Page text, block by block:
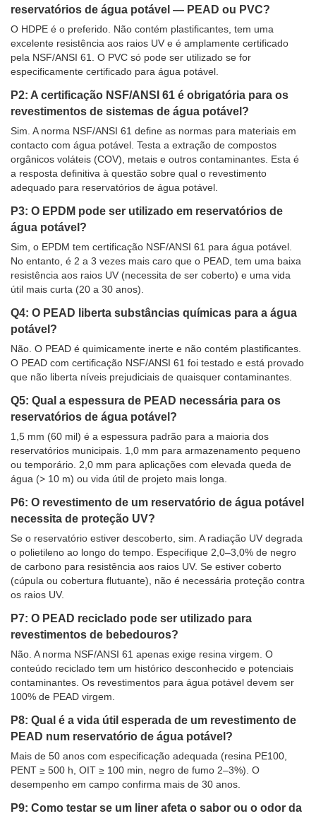
reservatórios de água potável — PEAD ou PVC?
O HDPE é o preferido. Não contém plastificantes, tem uma
excelente resistência aos raios UV e é amplamente certificado
pela NSF/ANSI 61. O PVC só pode ser utilizado se for
especificamente certificado para água potável.
P2: A certificação NSF/ANSI 61 é obrigatória para os
revestimentos de sistemas de água potável?
Sim. A norma NSF/ANSI 61 define as normas para materiais em
contacto com água potável. Testa a extração de compostos
orgânicos voláteis (COV), metais e outros contaminantes. Esta é
a resposta definitiva à questão sobre qual o revestimento
adequado para reservatórios de água potável.
P3: O EPDM pode ser utilizado em reservatórios de
água potável?
Sim, o EPDM tem certificação NSF/ANSI 61 para água potável.
No entanto, é 2 a 3 vezes mais caro que o PEAD, tem uma baixa
resistência aos raios UV (necessita de ser coberto) e uma vida
útil mais curta (20 a 30 anos).
Q4: O PEAD liberta substâncias químicas para a água
potável?
Não. O PEAD é quimicamente inerte e não contém plastificantes.
O PEAD com certificação NSF/ANSI 61 foi testado e está provado
que não liberta níveis prejudiciais de quaisquer contaminantes.
Q5: Qual a espessura de PEAD necessária para os
reservatórios de água potável?
1,5 mm (60 mil) é a espessura padrão para a maioria dos
reservatórios municipais. 1,0 mm para armazenamento pequeno
ou temporário. 2,0 mm para aplicações com elevada queda de
água (> 10 m) ou vida útil de projeto mais longa.
P6: O revestimento de um reservatório de água potável
necessita de proteção UV?
Se o reservatório estiver descoberto, sim. A radiação UV degrada
o polietileno ao longo do tempo. Especifique 2,0–3,0% de negro
de carbono para resistência aos raios UV. Se estiver coberto
(cúpula ou cobertura flutuante), não é necessária proteção contra
os raios UV.
P7: O PEAD reciclado pode ser utilizado para
revestimentos de bebedouros?
Não. A norma NSF/ANSI 61 apenas exige resina virgem. O
conteúdo reciclado tem um histórico desconhecido e potenciais
contaminantes. Os revestimentos para água potável devem ser
100% de PEAD virgem.
P8: Qual é a vida útil esperada de um revestimento de
PEAD num reservatório de água potável?
Mais de 50 anos com especificação adequada (resina PE100,
PENT ≥ 500 h, OIT ≥ 100 min, negro de fumo 2–3%). O
desempenho em campo confirma mais de 30 anos.
P9: Como testar se um liner afeta o sabor ou o odor da